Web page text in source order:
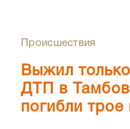
Происшествия
Выжил
ДТП в
погибли трое